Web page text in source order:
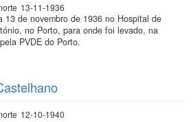
13-11-1936
13 de novembro de 1936 no Hospital de
no Porto, para onde foi levado, na
PVDE do Porto.
12-10-1940